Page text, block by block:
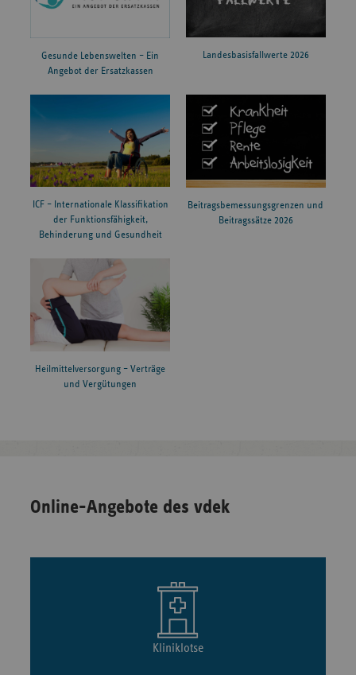
Gesunde Lebenswelten – Ein
Angebot der Ersatzkassen
Landesbasisfallwerte 2026
ICF – Internationale Klassifikation
der Funktionsfähigkeit,
Behinderung und Gesundheit
Beitragsbemessungsgrenzen und
Beitragssätze 2026
Heilmittelversorgung – Verträge
und Vergütungen
Online-Angebote des vdek
Kliniklotse